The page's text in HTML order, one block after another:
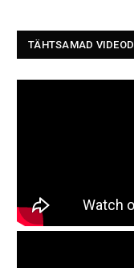
TÄHTSAMAD VIDEOD